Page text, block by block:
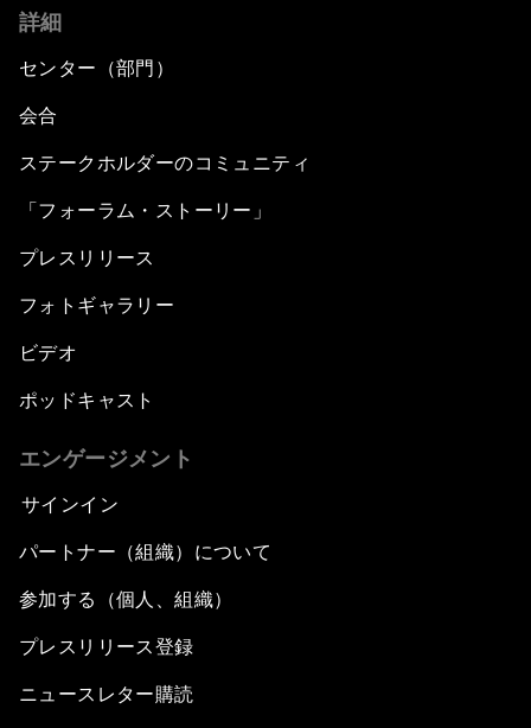
詳細
センター（部門）
会合
ステークホルダーのコミュニティ
「フォーラム・ストーリー」
プレスリリース
フォトギャラリー
ビデオ
ポッドキャスト
エンゲージメント
サインイン
パートナー（組織）について
参加する（個人、組織）
プレスリリース登録
ニュースレター購読